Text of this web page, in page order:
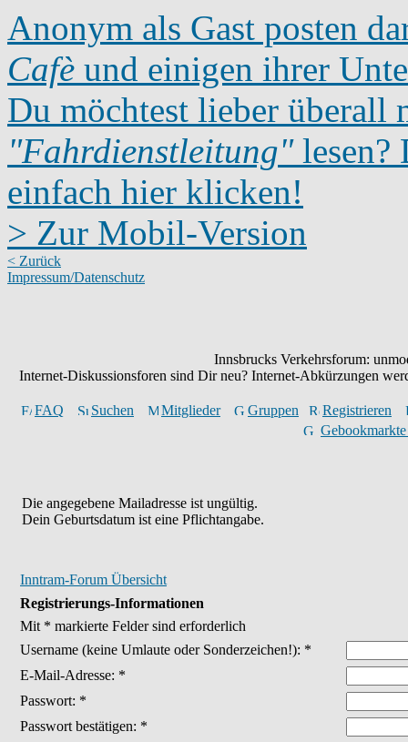
Anonym als Gast posten
Cafè und einigen ihrer
Du möchtest lieber überall
"Fahrdienstleitung"lesen?
einfach hier klicken!
> Zur Mobil-Version
< Zurück
Impressum/Datenschutz
Innsbrucks Verkehrsforum:
Internet-Diskussionsforen sind Dir neu? Internet-Abkürzungen
FAQ Suchen Mitglieder Gruppen
Registrieren
Die angegebene Mailadresse ist ungültig.
Dein Geburtsdatum ist eine Pflichtangabe.
Inntram-Forum Übersicht
Registrierungs-Informationen
Mit * markierte Felder sind erforderlich
Username (keine Umlaute oder Sonderzeichen!): *
E-Mail-Adresse: *
Passwort: *
Passwort bestätigen: *